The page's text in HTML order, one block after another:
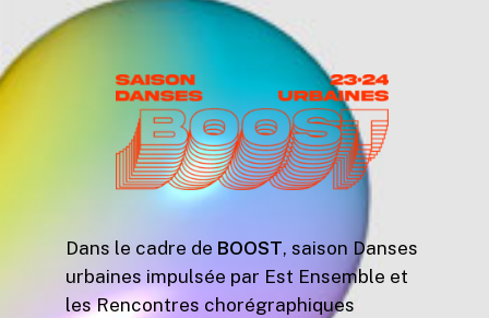
Dans le cadre de BOOST, saison Danses
urbaines impulsée par Est Ensemble et
les Rencontres chorégraphiques